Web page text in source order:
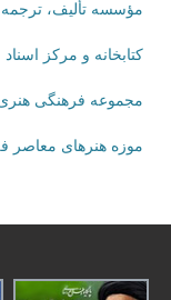
مؤسسه تألیف، ترجمه و
کتابخانه و مرکز اسناد
مجموعه فرهنگی هنری
موزه هنرهای‌ معاصر